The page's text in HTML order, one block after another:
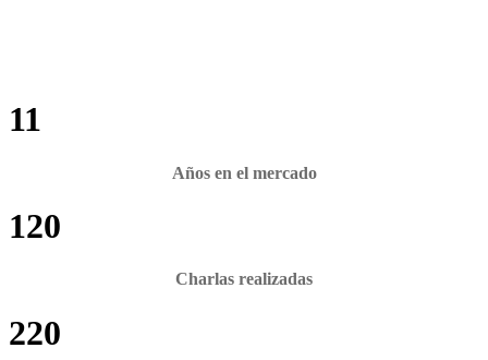
11
Años en el mercado
120
Charlas realizadas
220